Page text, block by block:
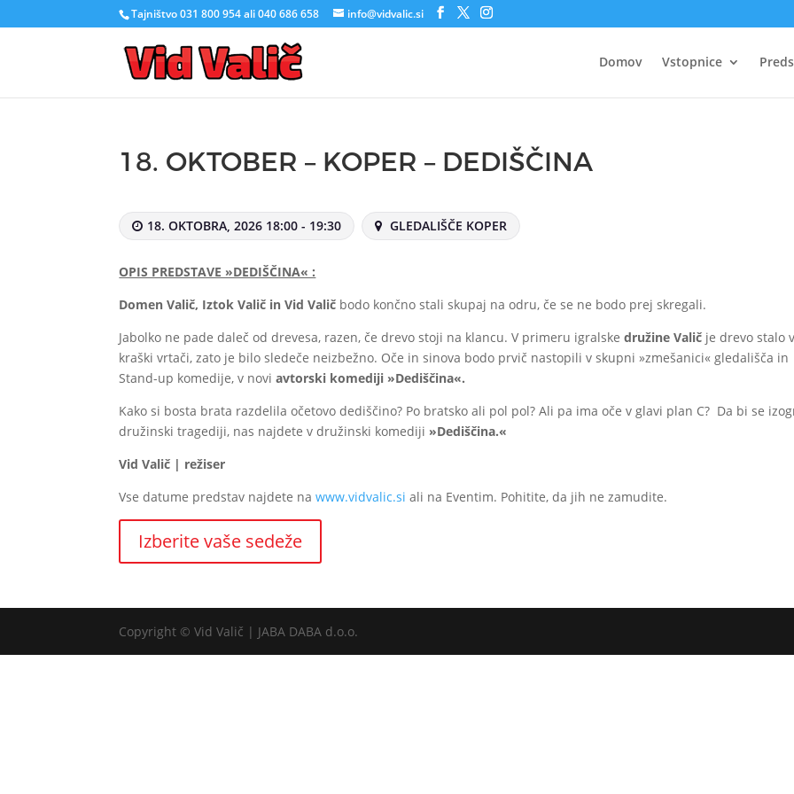
Tajništvo 031 800 954 ali 040 686 658 info@vidvalic.si
Domov Vstopnice
18. OKTOBER – KOPER – DEDIŠČINA
18. OKTOBRA, 2026 18:00 - 19:30 GLEDALIŠČE KOPER
OPIS PREDSTAVE »DEDIŠČINA« :
Domen Valič, Iztok Valič in Vid Valič bodo končno stali skupaj na odru, če se ne bodo prej skregali.
Jabolko ne pade daleč od drevesa, razen, če drevo stoji na klancu. V primeru igralskedružine Valič je drevo stalo
kraški vrtači, zato je bilo sledeče neizbežno. Oče in sinova bodo prvič nastopili v skupni »zmešanici« gledališča in
Stand-up komedije, v noviavtorski komediji »Dediščina«.
Kako si bosta brata razdelila očetovo dediščino? Po bratsko ali pol pol? Ali pa ima oče v glavi plan C? Da bi se
družinski tragediji, nas najdete v družinski komediji »Dediščina.«
Vid Valič | režiser
Vse datume predstav najdete nawww.vidvalic.si ali na Eventim. Pohitite, da jih ne zamudite.
Izberite vaše sedeže
Copyright © Vid Valič | JABA DABA d.o.o.